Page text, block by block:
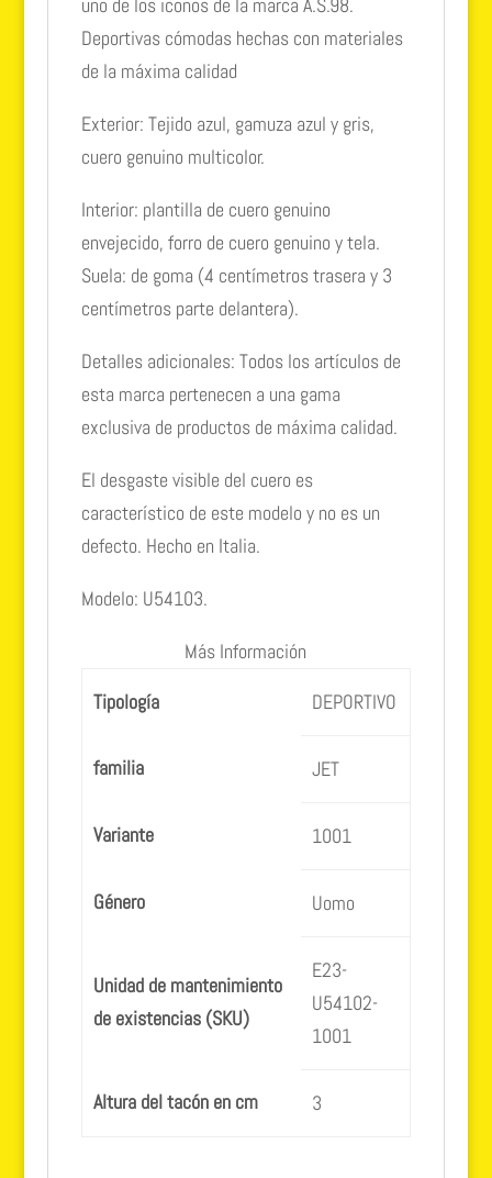
Deportivas cómodas hechas con materiales
de la máxima calidad
Exterior: Tejido azul, gamuza azul y gris,
cuero genuino multicolor.
Interior: plantilla de cuero genuino
envejecido, forro de cuero genuino y tela.
Suela: de goma (4 centímetros trasera y 3
centímetros parte delantera).
Detalles adicionales: Todos los artículos de
esta marca pertenecen a una gama
exclusiva de productos de máxima calidad.
El desgaste visible del cuero es
característico de este modelo y no es un
defecto. Hecho en Italia.
Modelo: U54103.
Más Información
Tipología
DEPORTIVO
familia JET
Variante 1001
Género Uomo
Unidad de mantenimiento
de existencias (SKU)
E23-
U54102-
1001
Altura del tacón en cm 3